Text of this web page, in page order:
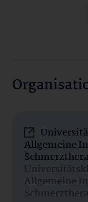
Allgemeine
Allgemeine